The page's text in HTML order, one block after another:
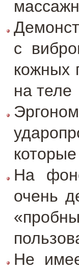
с
кожных
на теле
На
очень
Не